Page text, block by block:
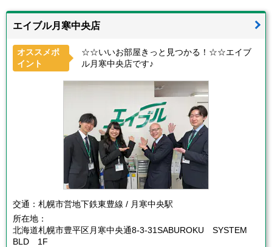
エイブル月寒中央店
オススメポ
イント
☆☆いいお部屋きっと見つかる！☆☆エイブ
ル月寒中央店です♪
交通： 札幌市営地下鉄東豊線 / 月寒中央駅
所在地：
北海道札幌市豊平区月寒中央通8-3-31SABUROKU SYSTEM
BLD 1F